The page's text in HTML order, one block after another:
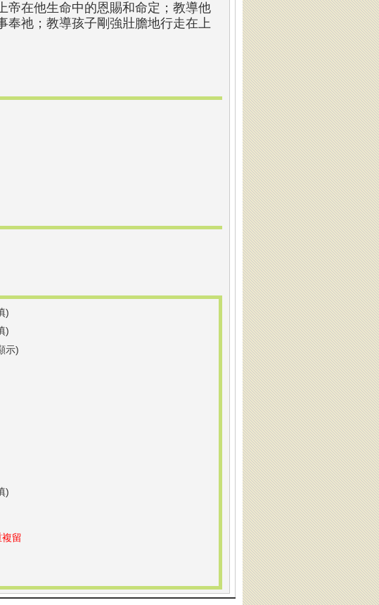
帝在他生命中的恩賜和命定；教導他
奉祂；教導孩子剛強壯膽地行走在上
)
)
示)
)
留